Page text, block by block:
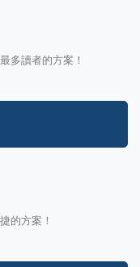
多讀者的方案！
的方案！